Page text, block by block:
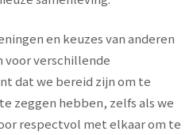
en keuzes van anderen
voor verschillende
dat we bereid zijn om te
zeggen hebben, zelfs als we
respectvol met elkaar om te